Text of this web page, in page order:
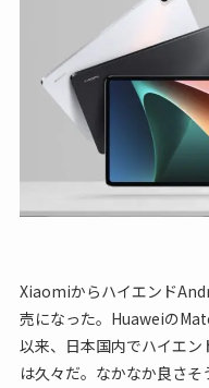
Xiaomiからハイエンド
売になった。Huaweiの
以来、日本国内でハイエ
は久々だ。なかなか良さ